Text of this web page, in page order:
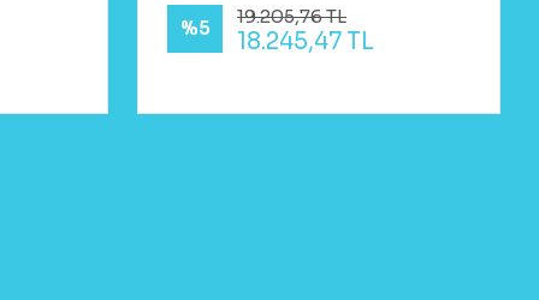
%5
19.205,76 TL
18.245,47 TL